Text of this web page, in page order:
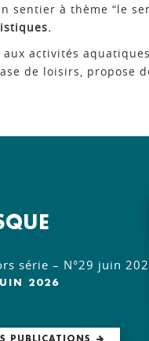
sentier à thème “le
activités
de loisirs, propose
série – N°29 juin
2026
PUBLICATIONS